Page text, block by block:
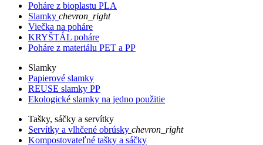
Poháre z bioplastu PLA
Slamky chevron_right
Viečka na poháre
KRYŠTÁL poháre
Poháre z materiálu PET a PP
Slamky
Papierové slamky
REUSE slamky PP
Ekologické slamky na jedno použitie
Tašky, sáčky a servítky
Servítky a vlhčené obrúsky chevron_right
Kompostovateľné tašky a sáčky